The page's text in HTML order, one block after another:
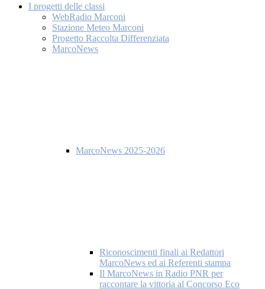
I progetti delle classi
WebRadio Marconi
Stazione Meteo Marconi
Progetto Raccolta Differenziata
MarcoNews
MarcoNews 2025-2026
Riconoscimenti finali ai Redattori
MarcoNews ed ai Referenti stampa
Il MarcoNews in Radio PNR per
raccontare la vittoria al Concorso Eco